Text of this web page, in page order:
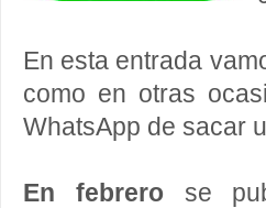
En esta entrada
como en otras
WhatsApp de sacar
En febrerose